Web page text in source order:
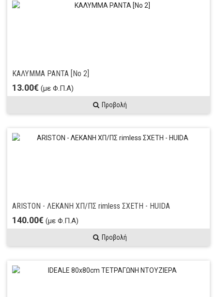
ΚΑΛΥΜΜΑ PANTA [Νο 2]
13.00€ (με Φ.Π.Α)
Προβολή
ARISTON - ΛΕΚΑΝΗ ΧΠ/ΠΣ rimless ΣΧΕΤΗ - HUIDA
140.00€ (με Φ.Π.Α)
Προβολή